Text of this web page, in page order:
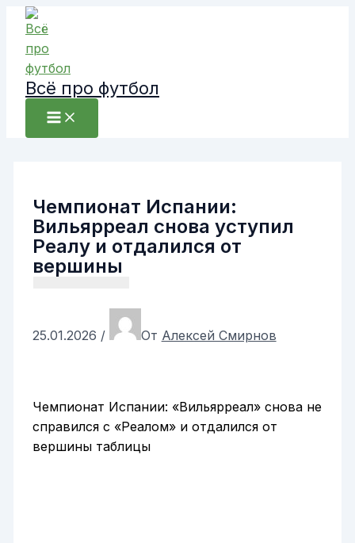
Перейти
содержимому
Всё про футбол
Чемпионат Испании:
Вильярреал снова уступил
Реалу и отдалился от
вершины
25.01.2026 / От Алексей Смирнов
Чемпионат Испании: «Вильярреал» снова не
справился с «Реалом» и отдалился от
вершины таблицы